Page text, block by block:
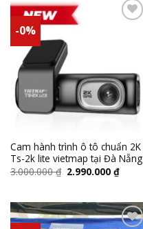
-0%
Cam hành trình ô tô chuẩn 2K
Ts-2k lite vietmap tại Đà Nẵng
3.000.000₫ 2.990.000 ₫